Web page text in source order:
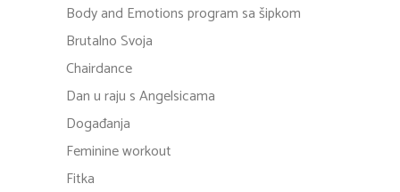
Body and Emotions program sa šipkom
Brutalno Svoja
Chairdance
Dan u raju s Angelsicama
Događanja
Feminine workout
Fitka